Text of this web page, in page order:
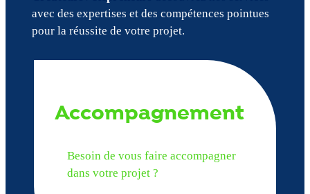
avec des expertises et des compétences pointues
pour la réussite de votre projet.
Accompagnement
Besoin de vous faire accompagner
dans votre projet ?